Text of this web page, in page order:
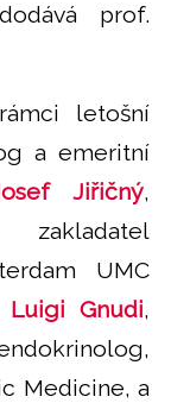
prof.
letošní
a emeritní
Jiřičný,
UMC
Luigi Gnudi,
Medicine, a